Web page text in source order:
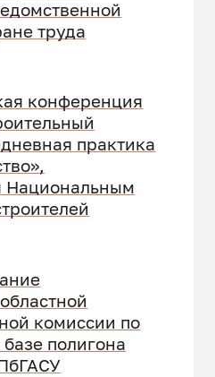
труда
конференция
практика
Национальным
комиссии по
полигона